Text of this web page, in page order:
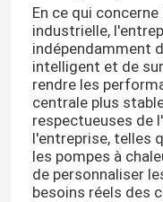
En ce qui
industrielle,
indépendamment
intelligent et de
rendre les
centrale plus
respectueuses de
l'entreprise, telles
les pompes à
de personnaliser
besoins réels des